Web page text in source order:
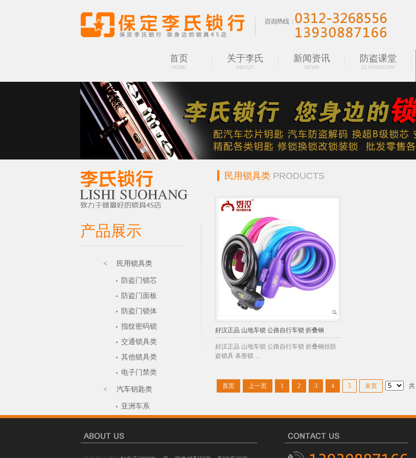
首页
HOME
关于李氏
ABOUT
新闻资讯
NEWS
防盗课堂
CLASSROOM
产品展示
< 民用锁具类
防盗门锁芯
防盗门面板
防盗门锁体
指纹密码锁
交通锁具类
其他锁具类
电子门禁类
< 汽车钥匙类
亚洲车系
欧美车系
民用锁具类 PRODUCTS
好汉正品 山地车锁 公路自行车锁 折叠钢
好汉正品 山地车锁 公路自行车锁 折叠钢丝防
盗锁具 条形锁 ...
首页 上一页 1 2 3 4 5 末页 共